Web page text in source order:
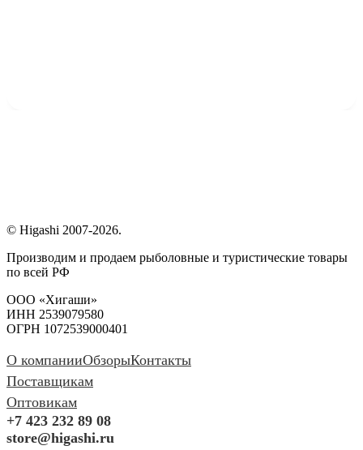
© Higashi 2007-2026.
Производим и продаем рыболовные и туристические товары
по всей РФ
ООО «Хигаши»
ИНН 2539079580
ОГРН 1072539000401
О компанииОбзорыКонтакты
Поставщикам
Оптовикам
+7 423 232 89 08
store@higashi.ru